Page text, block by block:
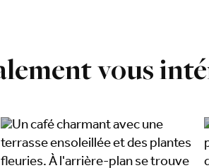
vous